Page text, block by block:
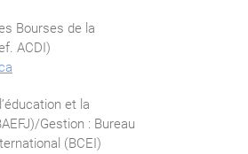
Bourses de la
ACDI)
et la
Gestion : Bureau
(BCEI)